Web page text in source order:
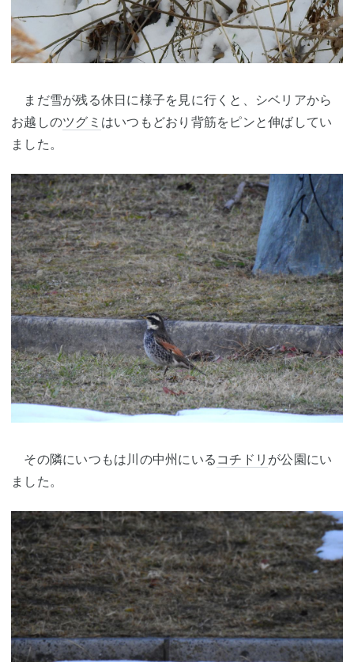
まだ雪が残る休日に様子を見に行くと、シベリアから
お越しのツグミ はいつもどおり背筋をピンと伸ばしてい
ました。
その隣にいつもは川の中州にいる コチドリ が公園にい
ました。